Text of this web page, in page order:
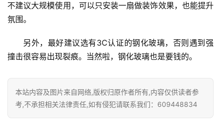
不建议大规模使用，可以只安装一扇做装饰效果，也能提升
氛围。
另外，最好建议选有3C认证的钢化玻璃，否则遇到强
撞击很容易出现裂痕。当然啦，钢化玻璃也是要钱的。
本站内容及图片来自网络,版权归原作者所有,内容仅供读者参
考,不承担相关法律责任,如有侵犯请联系我们：609448834